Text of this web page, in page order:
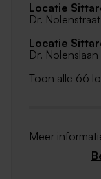
Locatie
Dr.
Locatie
Dr. Nolenslaan
Toon alle 66
Meer